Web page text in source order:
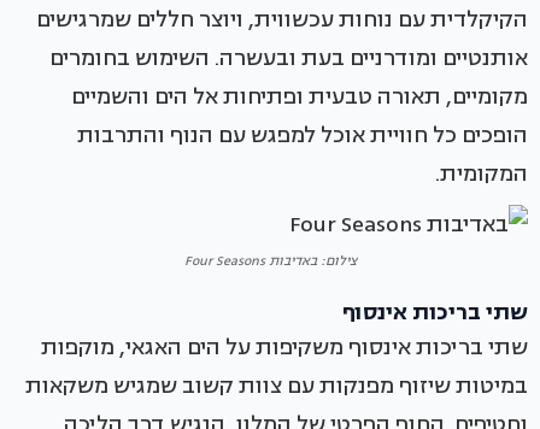
הקיקלדית עם נוחות עכשווית, ויוצר חללים שמרגישים
אותנטיים ומודרניים בעת ובעשרה. השימוש בחומרים
מקומיים, תאורה טבעית ופתיחות אל הים והשמיים
הופכים כל חוויית אוכל למפגש עם הנוף והתרבות
המקומית.
צילום: באדיבות Four Seasons
שתי בריכות אינסוף
שתי בריכות אינסוף משקיפות על הים האגאי, מוקפות
במיטות שיזוף מפנקות עם צוות קשוב שמגיש משקאות